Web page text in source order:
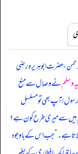
حضرت ابوہریرہ رضی
وسلمنے وصال سے منع
آپ بھی تو مسلسل
میں سے میری طرح کون ہے؟
ہے۔“جب اس کے باوجود